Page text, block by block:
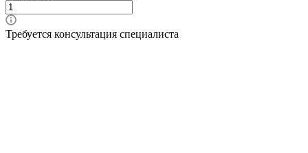
Требуется консультация специалиста